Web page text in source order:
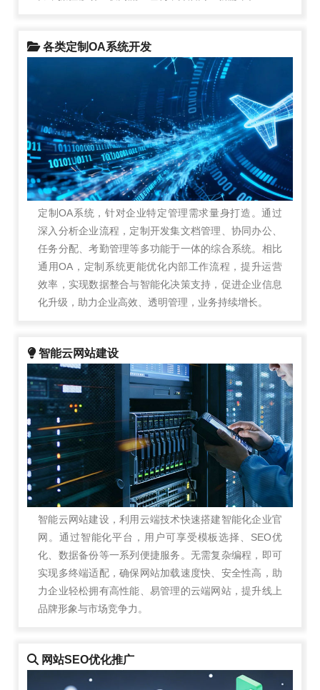
各类定制OA系统开发
定制OA系统，针对企业特定管理需求量身打造。通过
深入分析企业流程，定制开发集文档管理、协同办公、
任务分配、考勤管理等多功能于一体的综合系统。相比
通用OA，定制系统更能优化内部工作流程，提升运营
效率，实现数据整合与智能化决策支持，促进企业信息
化升级，助力企业高效、透明管理，业务持续增长。
智能云网站建设
智能云网站建设，利用云端技术快速搭建智能化企业官
网。通过智能化平台，用户可享受模板选择、SEO优
化、数据备份等一系列便捷服务。无需复杂编程，即可
实现多终端适配，确保网站加载速度快、安全性高，助
力企业轻松拥有高性能、易管理的云端网站，提升线上
品牌形象与市场竞争力。
网站SEO优化推广